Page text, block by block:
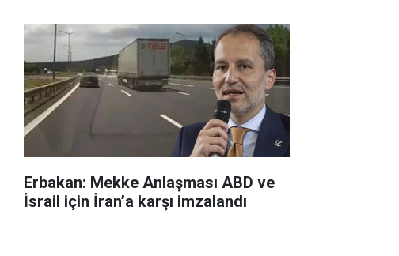
Erbakan: Mekke Anlaşması ABD ve
İsrail için İran’a karşı imzalandı